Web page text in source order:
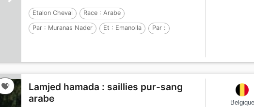
Etalon Cheval Race :Arabe
Par : Muranas Nader Et : Emanolla Par :
Lamjed hamada : saillies pur-sang
arabe
Belgique